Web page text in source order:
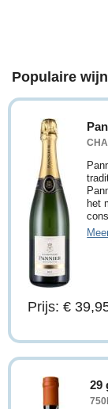
Populaire
het
Prijs: €
29